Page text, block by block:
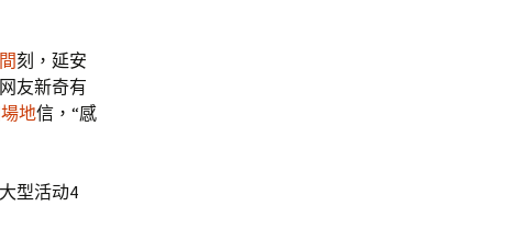
刻，延安
友新奇有
地信，“感
型活动4